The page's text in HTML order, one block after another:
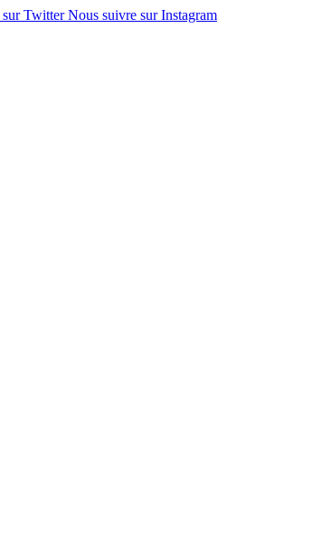
Twitter Nous suivre sur Instagram